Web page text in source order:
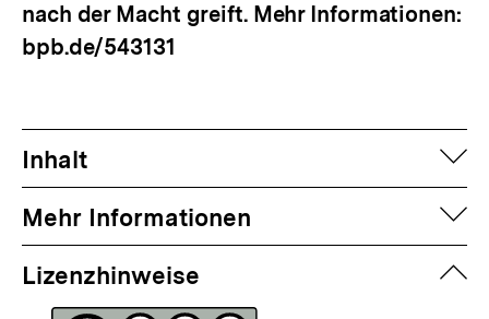
nach der Macht greift. Mehr Informationen:
bpb.de/543131
Inhalt
Mehr Informationen
Lizenzhinweise